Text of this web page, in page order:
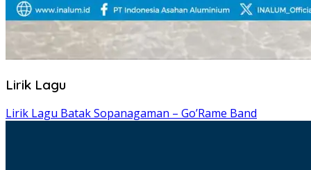
Lirik Lagu
Lirik Lagu Batak Sopanagaman – Go’Rame Band